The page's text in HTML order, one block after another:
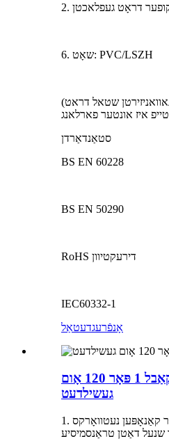
קופער דראָט געפלאכטן
6. שאָט: PVC/LSZH
(נאטיץ: פאנצער פון גאוואניזירטן שטאל דראט
סטאַנדאַרדן
BS EN 60228
BS EN 50290
RoHS דירעקטיוון
IEC60332-1
אָנפֿרעגדעטאַל
באָש קען באַס קאַבל 1 פּאָר 120 אָום
געשילדעט
1. קען-בוס קאַבל איז פֿאַר קאַנאָפּען נעטוואָרקס